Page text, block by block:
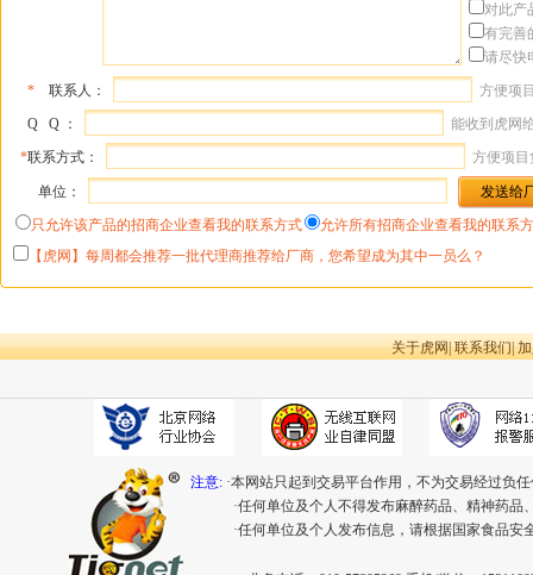
对此产
有完善
请尽快
* 联系人：
方便项
Q Q ：
能收到虎网
*联系方式： 方便项目
单位：
只允许该产品的招商企业查看我的联系方式
允许所有招商企业查看我的联系
【虎网】每周都会推荐一批代理商推荐给厂商，您希望成为其中一员么？
关于虎网|联系我们|
注意: ·本网站只起到交易平台作用，不为交易经过负
·任何单位及个人不得发布麻醉药品、精神药
·任何单位及个人发布信息，请根据国家食品